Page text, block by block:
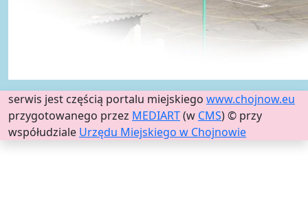
serwis jest częścią portalu miejskiego www.chojnow.eu
przygotowanego przez MEDIART(w CMS) © przy
współudziale Urzędu Miejskiego w Chojnowie